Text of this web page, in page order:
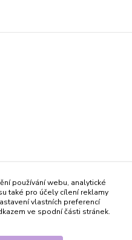
používání webu, analytické
také pro účely cílení reklamy
vlastních preferencí
ve spodní části stránek.